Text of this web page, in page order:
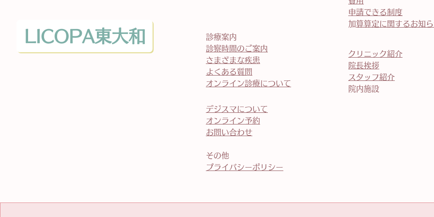
LICOPA東大和
申請できる制度
加算算定に関するお知
診療案内
診察時間のご案内
さまざまな疾患
よくある質問
​オンライン診療について
クリニック紹介
院長挨拶
スタッフ紹介
院内施設
​デジスマについて
オンライン予約
お問い合わせ
その他
プライバシーポリシー